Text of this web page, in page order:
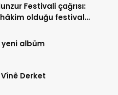
Festivali çağrısı:
olduğu festival
yeni albüm
Derket